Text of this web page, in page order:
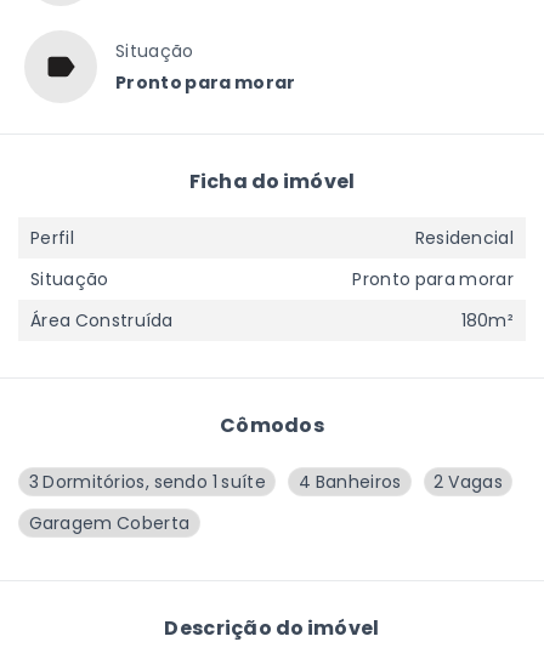
Situação
Pronto para morar
Cômodos
3 Dormitórios, sendo 1 suíte 4 Banheiros
2 Vagas
Garagem Coberta
Descrição do imóvel
Ficha do imóvel
Perfil
Residencial
Situação
Pronto para morar
Área Construída
180m²